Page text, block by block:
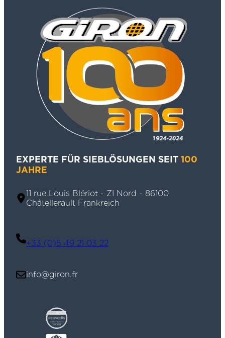
EXPERTE FÜR SIEBLÖSUNGEN SEIT 100
JAHRE
11 rue Louis Blériot - ZI Nord - 86100
Châtellerault Frankreich
+33 (0)5 49 21 03 22
info@giron.fr